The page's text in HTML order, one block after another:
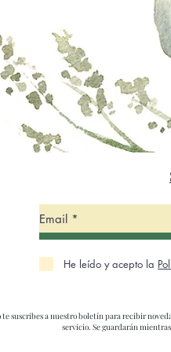
He leído y acepto la
suscribes a nuestro boletín para recibir
servicio. Se guardarán